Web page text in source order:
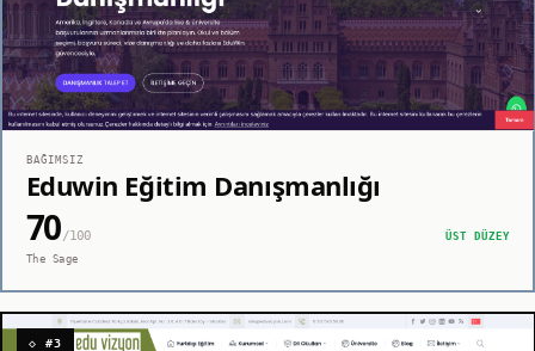
BAĞIMSIZ
Eduwin Eğitim Danışmanlığı
70/100
ÜST DÜZEY
The Sage
◇ #3